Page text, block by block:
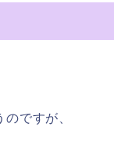
ですが、